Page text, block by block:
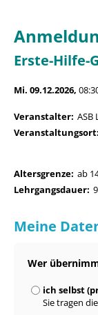
Erste-Hilfe-
Mi. 09.12.2026,
Veranstalter: ASB
Veranstaltungsort:
Altersgrenze: ab
Lehrgangsdauer:
Meine
Wer
ich selbst
Sie tragen